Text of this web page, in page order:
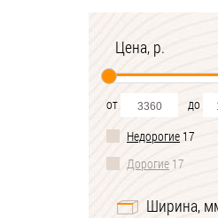
Цена, р.
от
до
Недорогие 17
Дорогие 17
Ширина,